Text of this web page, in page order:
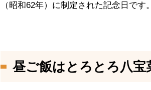
（昭和62年）に制定された記念日です
昼ご飯はとろとろ八宝